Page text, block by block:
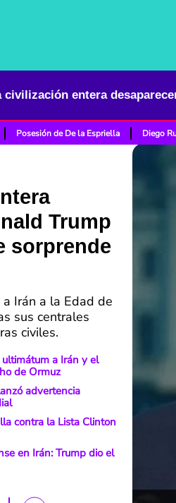
Posesión de De la Espriella Diego
Trump
sorprende
Irán a la Edad de
sus centrales
civiles.
a Irán y el
de Ormuz
advertencia
contra la Lista Clinton
en Irán: Trump dio el